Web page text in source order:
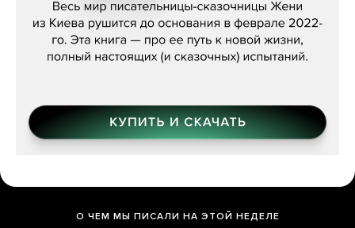
О ЧЕМ МЫ ПИСАЛИ НА ЭТОЙ НЕДЕЛЕ